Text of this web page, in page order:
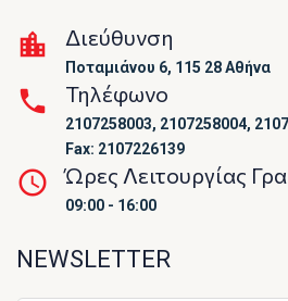
Διεύθυνση
Ποταμιάνου 6, 115 28 Αθήνα
Τηλέφωνο
2107258003, 2107258004,
Fax: 2107226139
Ώρες Λειτουργίας
09:00 - 16:00
NEWSLETTER